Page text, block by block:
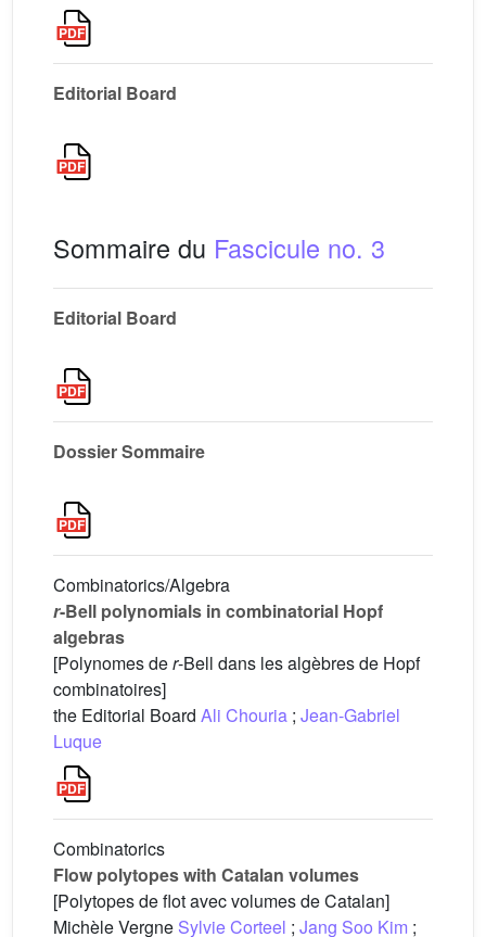
Editorial Board
Sommaire du Fascicule no. 3
Editorial Board
Dossier Sommaire
Combinatorics/Algebra
r-Bell polynomials in combinatorial Hopf
algebras
[Polynomes der-Bell dans les algèbres de Hopf
combinatoires]
the Editorial Board Ali Chouria ; Jean-Gabriel
Luque
Combinatorics
Flow polytopes with Catalan volumes
[Polytopes de flot avec volumes de Catalan]
Michèle Vergne Sylvie Corteel ; Jang Soo Kim ;